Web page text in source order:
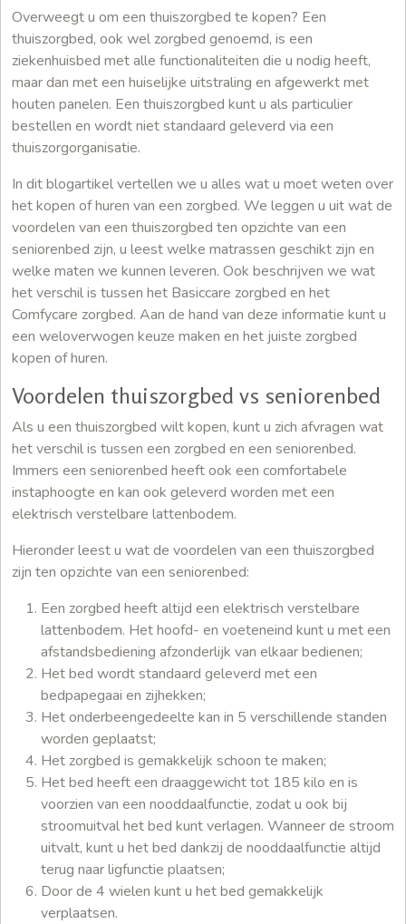
Overweegt u om een thuiszorgbed te kopen? Een
thuiszorgbed, ook wel zorgbed genoemd, is een
ziekenhuisbed met alle functionaliteiten die u nodig heeft,
maar dan met een huiselijke uitstraling en afgewerkt met
houten panelen. Een thuiszorgbed kunt u als particulier
bestellen en wordt niet standaard geleverd via een
thuiszorgorganisatie.
In dit blogartikel vertellen we u alles wat u moet weten over
het kopen of huren van een zorgbed. We leggen u uit wat de
voordelen van een thuiszorgbed ten opzichte van een
seniorenbed zijn, u leest welke matrassen geschikt zijn en
welke maten we kunnen leveren. Ook beschrijven we wat
het verschil is tussen het Basiccare zorgbed en het
Comfycare zorgbed. Aan de hand van deze informatie kunt u
een weloverwogen keuze maken en het juiste zorgbed
kopen of huren.
Voordelen thuiszorgbed vs seniorenbed
Als u een thuiszorgbed wilt kopen, kunt u zich afvragen wat
het verschil is tussen een zorgbed en een seniorenbed.
Immers een seniorenbed heeft ook een comfortabele
instaphoogte en kan ook geleverd worden met een
elektrisch verstelbare lattenbodem.
Hieronder leest u wat de voordelen van een thuiszorgbed
zijn ten opzichte van een seniorenbed:
Een zorgbed heeft altijd een elektrisch verstelbare
lattenbodem. Het hoofd- en voeteneind kunt u met een
afstandsbediening afzonderlijk van elkaar bedienen;
Het bed wordt standaard geleverd met een
bedpapegaai en zijhekken;
Het onderbeengedeelte kan in 5 verschillende standen
worden geplaatst;
Het zorgbed is gemakkelijk schoon te maken;
Het bed heeft een draaggewicht tot 185 kilo en is
voorzien van een nooddaalfunctie, zodat u ook bij
stroomuitval het bed kunt verlagen. Wanneer de stroom
uitvalt, kunt u het bed dankzij de nooddaalfunctie altijd
terug naar ligfunctie plaatsen;
Door de 4 wielen kunt u het bed gemakkelijk
verplaatsen.